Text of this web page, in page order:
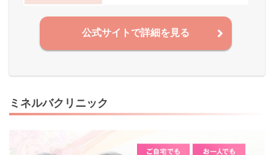
公式サイトで詳細を見る
ミネルバクリニック